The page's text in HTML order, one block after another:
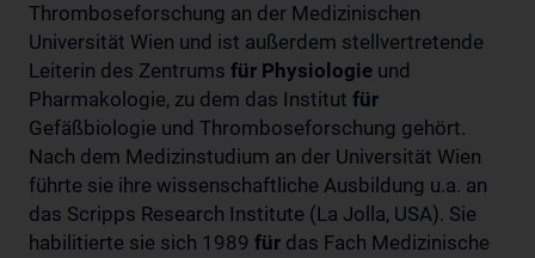
Thromboseforschung an der Medizinischen
Universität Wien und ist außerdem stellvertretende
Leiterin des Zentrums für Physiologie und
Pharmakologie, zu dem das Institut für
Gefäßbiologie und Thromboseforschung gehört.
Nach dem Medizinstudium an der Universität Wien
führte sie ihre wissenschaftliche Ausbildung u.a. an
das Scripps Research Institute (La Jolla, USA). Sie
habilitierte sie sich 1989 für das Fach Medizinische